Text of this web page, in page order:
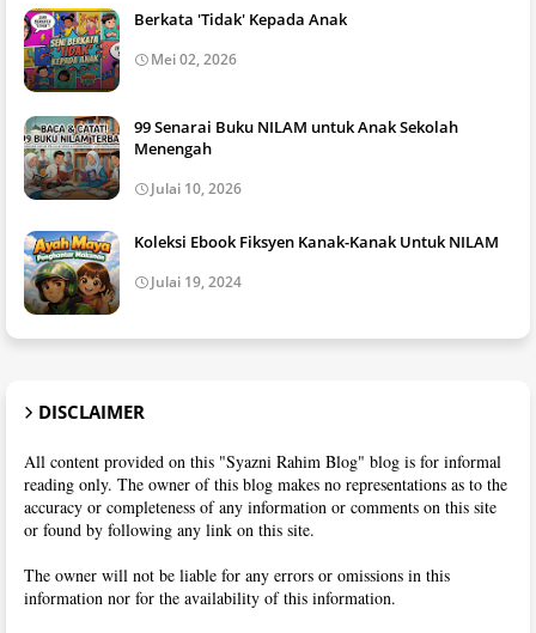
Berkata 'Tidak' Kepada Anak
Mei 02, 2026
99 Senarai Buku NILAM untuk Anak Sekolah
Menengah
Julai 10, 2026
Koleksi Ebook Fiksyen Kanak-Kanak Untuk NILAM
Julai 19, 2024
DISCLAIMER
All content provided on this "Syazni Rahim Blog" blog is for informal
reading only. The owner of this blog makes no representations as to the
accuracy or completeness of any information or comments on this site
or found by following any link on this site.
The owner will not be liable for any errors or omissions in this
information nor for the availability of this information.